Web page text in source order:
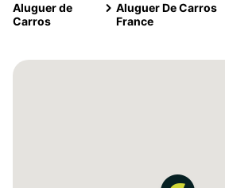
Aluguer de
Carros
Aluguer De Carros
France